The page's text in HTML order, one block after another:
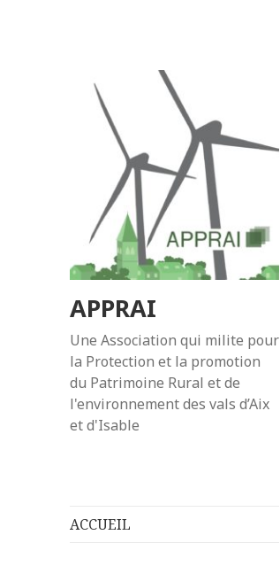
APPRAI
Une Association qui milite pour
la Protection et la promotion
du Patrimoine Rural et de
l'environnement des vals d’Aix
et d'Isable
ACCUEIL